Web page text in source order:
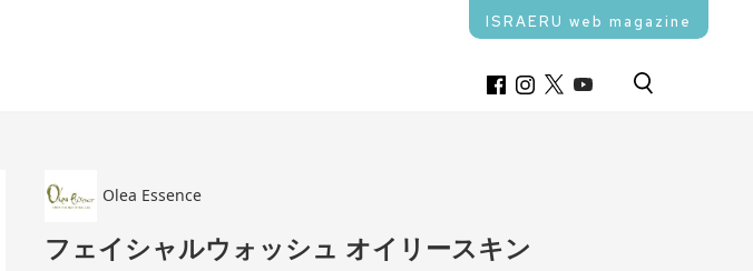
ISRAERU web magazine
Olea Essence
フェイシャルウォッシュ オイリースキン